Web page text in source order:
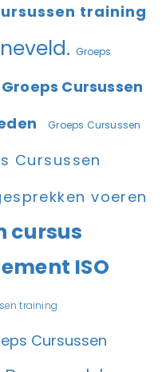
training
Groeps
Groeps Cursussen
Groeps Cursussen
Cursussen
voeren
cursus
ISO
training
Cursussen